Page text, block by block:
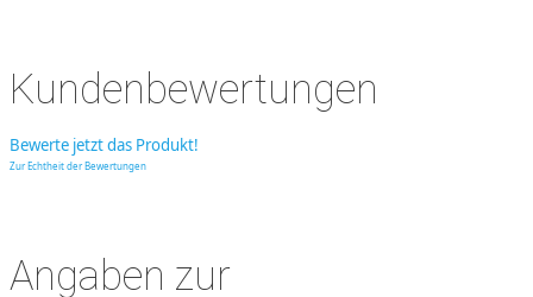
Kundenbewertungen
Bewerte jetzt das Produkt!
Zur Echtheit der Bewertungen
Angaben zur